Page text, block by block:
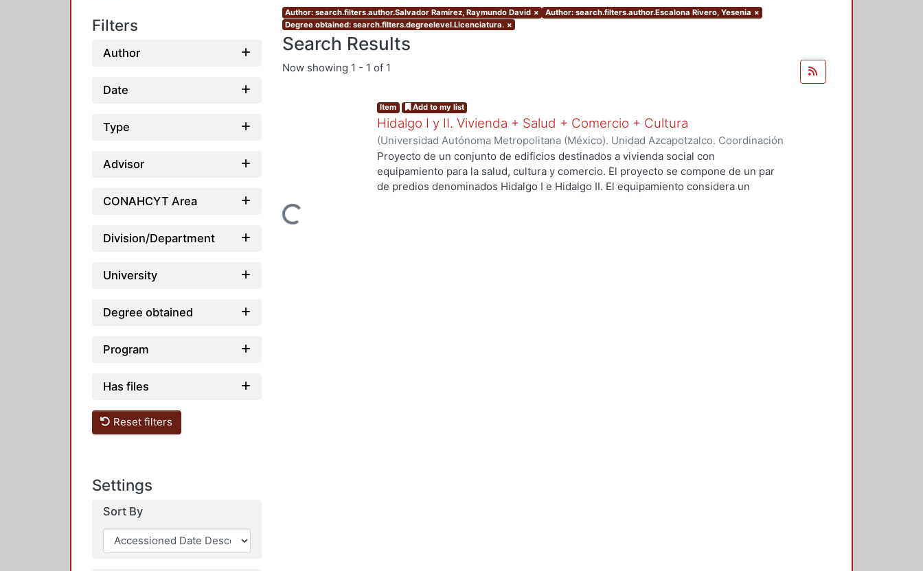
Filters
Author
Date
Type
Advisor
CONAHCYT Area
Division/Department
University
Degree obtained
Program
Has files
Reset filters
Settings
Sort By
Author: search.filters.author.Salvador Ramírez, Raymundo David × Author: search.filters.author.Escalona Rivero, Yesenia ×
Degree obtained: search.filters.degreelevel.Licenciatura. ×
Search Results
Now showing 1 - 1 of 1
Loading...
Item Add to my list
Hidalgo I y II. Vivienda + Salud + Comercio + Cultura
(Universidad Autónoma Metropolitana (México). Unidad Azcapotzalco. Coordinación
de Servicios de Información.,2023-10)Escalona Rivero, Yesenia; Salvador Ramírez,
Raymundo David
Proyecto de un conjunto de edificios destinados a vivienda social con
equipamiento para la salud, cultura y comercio. El proyecto se compone de un par
de predios denominados Hidalgo I e Hidalgo II. El equipamiento considera un